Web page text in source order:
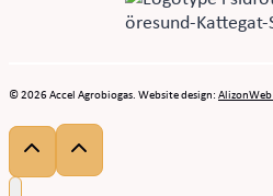
© 2026 Accel Agrobiogas. Website design: AlizonWeb